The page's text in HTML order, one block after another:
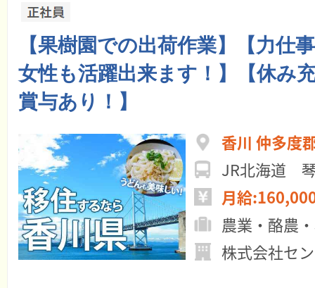
【果樹園での出荷作業】【力仕
女性も活躍出来ます！】【休み
賞与あり！】
香川 仲多度
JR北海道
月給
農業・酪農
株式会社セ